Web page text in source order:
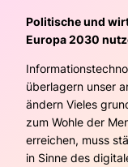
Politische und
Europa 2030
überlagern unser
ändern Vieles
zum Wohle der
erreichen, muss
in Sinne des